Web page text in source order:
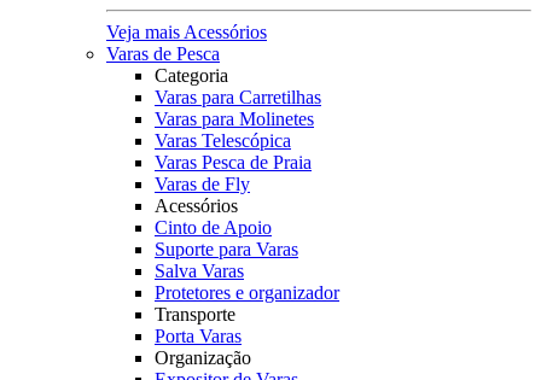
Veja mais Acessórios
Varas de Pesca
Categoria
Varas para Carretilhas
Varas para Molinetes
Varas Telescópica
Varas Pesca de Praia
Varas de Fly
Acessórios
Cinto de Apoio
Suporte para Varas
Salva Varas
Protetores e organizador
Transporte
Porta Varas
Organização